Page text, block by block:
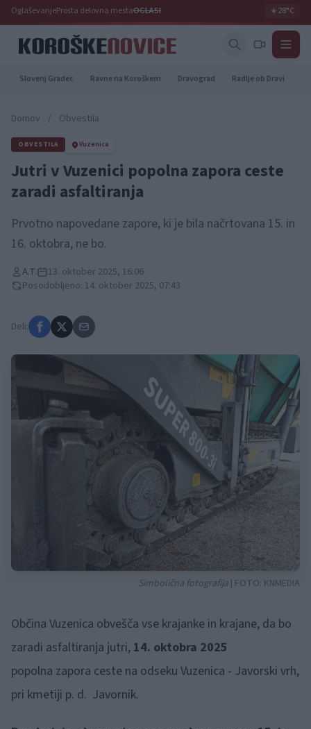
OglaševanjeProsta delovna mestaOGLASI ☀️28°C
Slovenj Gradec Ravne na Koroškem Dravograd Radlje ob Dravi
Domov / Obvestila
OBVESTILA Vuzenica
Jutri v Vuzenici popolna zapora ceste
zaradi asfaltiranja
Prvotno napovedane zapore, ki je bila načrtovana 15. in
16. oktobra, ne bo.
A.T.
13. oktober 2025, 16:06
Posodobljeno: 14. oktober 2025, 07:43
Deli:
Simbolična fotografija | FOTO: KNMEDIA
Občina Vuzenica obvešča vse krajanke in krajane, da bo
zaradi asfaltiranja jutri, 14. oktobra 2025
popolna zapora ceste na odseku Vuzenica - Javorski vrh,
pri kmetiji p. d. Javornik.